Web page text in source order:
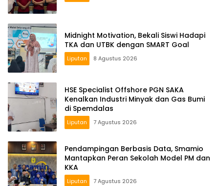
Midnight Motivation, Bekali Siswi Hadapi
TKA dan UTBK dengan SMART Goal
Liputan 8 Agustus 2026
HSE Specialist Offshore PGN SAKA
Kenalkan Industri Minyak dan Gas Bumi
di Spemdalas
Liputan 7 Agustus 2026
Pendampingan Berbasis Data, Smamio
Mantapkan Peran Sekolah Model PM dan
KKA
Liputan 7 Agustus 2026